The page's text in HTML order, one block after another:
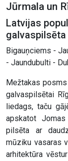
Jūrmala un
Latvijas
galvaspilsēta
Bigauņciems -
- Jaundubulti -
Mežtakas
galvaspilsētai
liedags, taču
apskatot
pilsēta ar
mūziku vasaras
arhitektūra